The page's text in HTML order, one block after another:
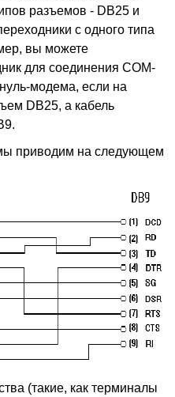
разъемов - DB25 и
с одного типа
вы можете
для соединения COM-
модема, если на
DB25, а кабель
приводим на следующем
(такие, как терминалы